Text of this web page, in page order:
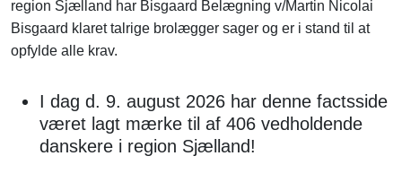
region Sjælland har Bisgaard Belægning v/Martin Nicolai
Bisgaard klaret talrige brolægger sager og er i stand til at
opfylde alle krav.
I dag d. 9. august 2026 har denne factsside
været lagt mærke til af 406 vedholdende
danskere i region Sjælland!